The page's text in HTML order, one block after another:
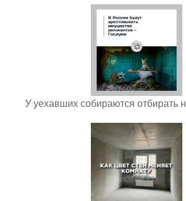
У уехавших собираются отбирать